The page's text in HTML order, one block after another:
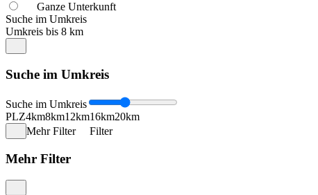
Ganze Unterkunft
Suche im Umkreis
Umkreis bis 8 km
Suche im Umkreis
Suche im Umkreis
PLZ4km8km12km16km20km
Mehr Filter
Filter
Mehr Filter